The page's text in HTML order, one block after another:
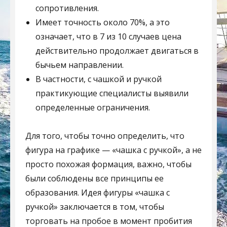
сопротивления.
Имеет точность около 70%, а это
означает, что в 7 из 10 случаев цена
действительно продолжает двигаться в
бычьем направлении.
В частности, с чашкой и ручкой
практикующие специалисты выявили
определенные ограничения.
Для того, чтобы точно определить, что
фигура на графике — «чашка с ручкой», а не
просто похожая формация, важно, чтобы
были соблюдены все принципы ее
образования. Идея фигуры «чашка с
ручкой» заключается в том, чтобы
торговать на пробое в момент пробития